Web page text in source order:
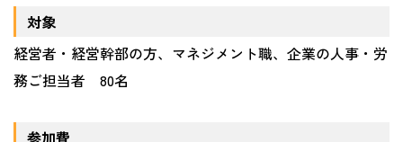
対象
経営者・経営幹部の方、マネジメント職、企業の人事・労
務ご担当者 80名
参加費